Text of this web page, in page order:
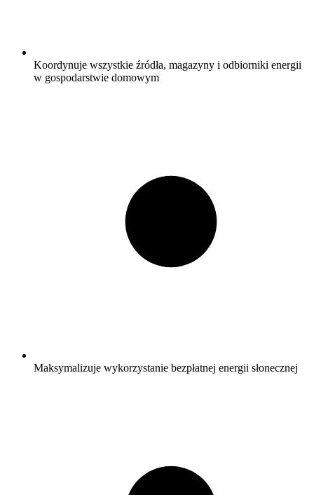
Koordynuje wszystkie źródła, magazyny i odbiorniki energii
w gospodarstwie domowym
Maksymalizuje wykorzystanie bezpłatnej energii słonecznej